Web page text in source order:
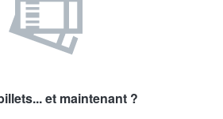
et maintenant ?